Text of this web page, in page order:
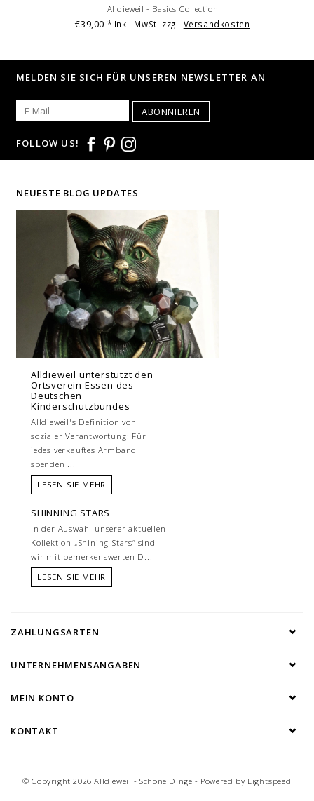
Alldieweil - Basics Collection
€39,00 * Inkl. MwSt. zzgl. Versandkosten
MELDEN SIE SICH FÜR UNSEREN NEWSLETTER AN
ABONNIEREN
FOLLOW US!
NEUESTE BLOG UPDATES
Alldieweil unterstützt den
Ortsverein Essen des
Deutschen
Kinderschutzbundes
Alldieweil's Definition von
sozialer Verantwortung: Für
jedes verkauftes Armband
spenden ...
LESEN SIE MEHR
SHINNING STARS
In der Auswahl unserer aktuellen
Kollektion „Shining Stars“ sind
wir mit bemerkenswerten D...
LESEN SIE MEHR
ZAHLUNGSARTEN
UNTERNEHMENSANGABEN
MEIN KONTO
KONTAKT
© Copyright 2026 Alldieweil - Schöne Dinge - Powered by Lightspeed